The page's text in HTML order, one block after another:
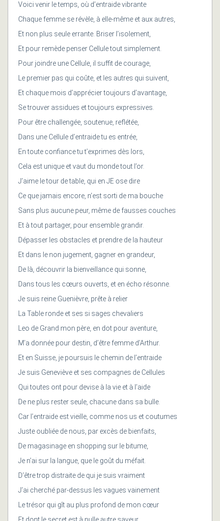
Voici venir le temps, où d’entraide vibrante
Chaque femme se révèle, à elle-même et aux autres,
Et non plus seule errante. Briser l’isolement,
Et pour remède penser Cellule tout simplement.
Pour joindre une Cellule, il suffit de courage,
Le premier pas qui coûte, et les autres qui suivent,
Et chaque mois d’apprécier toujours d’avantage,
Se trouver assidues et toujours expressives.
Pour être challengée, soutenue, reflétée,
Dans une Cellule d’entraide tu es entrée,
En toute confiance tu t’exprimes dès lors,
Cela est unique et vaut du monde tout l’or.
J’aime le tour de table, qui en JE ose dire
Ce que jamais encore, n’est sorti de ma bouche
Sans plus aucune peur, même de fausses couches
Et à tout partager, pour ensemble grandir.
Dépasser les obstacles et prendre de la hauteur
Et dans le non jugement, gagner en grandeur,
De là, découvrir la bienveillance qui sonne,
Dans tous les cœurs ouverts, et en écho résonne.
Je suis reine Guenièvre, prête à relier
La Table ronde et ses si sages chevaliers
Leo de Grand mon père, en dot pour aventure,
M’a donnée pour destin, d’être femme d’Arthur.
Et en Suisse, je poursuis le chemin de l’entraide
Je suis Geneviève et ses compagnes de Cellules
Qui toutes ont pour devise à la vie et à l’aide
De ne plus rester seule, chacune dans sa bulle.
Car l’entraide est vieille, comme nos us et coutumes
Juste oubliée de nous, par excès de bienfaits,
De magasinage en shopping sur le bitume,
Je n’ai sur la langue, que le goût du méfait.
D’être trop distraite de qui je suis vraiment
J’ai cherché par-dessus les vagues vainement
Le trésor qui gît au plus profond de mon cœur